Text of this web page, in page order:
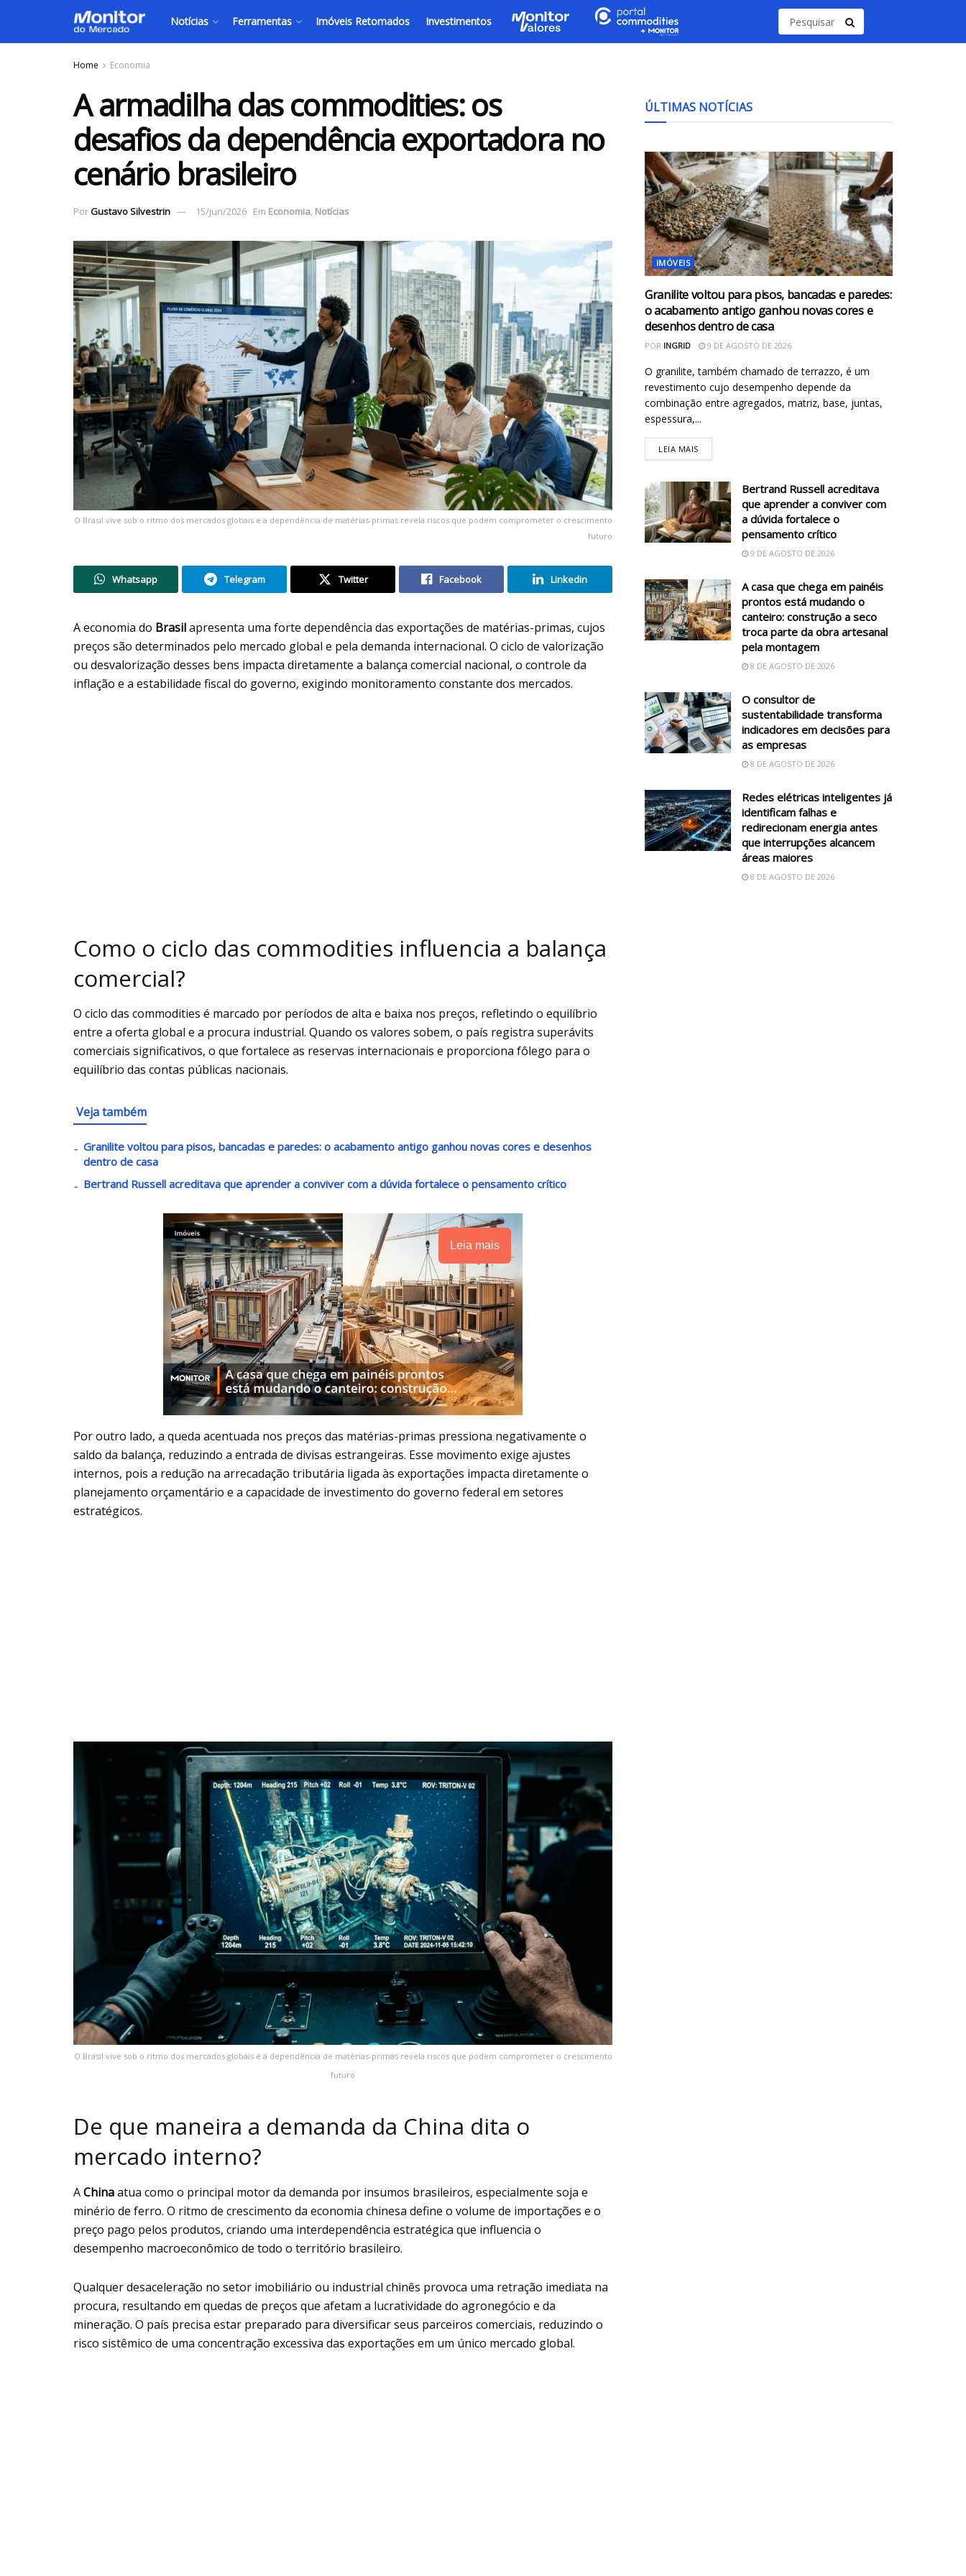
Notícias Ferramentas Imóveis Retomados Investimentos
Home Economia
A armadilha das commodities: os
desafios da dependência exportadora no
cenário brasileiro
PorGustavo Silvestrin 15/jun/2026 Em Economia, Notícias
O Brasil vive sob o ritmo dos mercados globais e a dependência de matérias-primas revela riscos que podem comprometer o crescimento
futuro
Whatsapp Telegram Twitter Facebook Linkedin
A economia do Brasilapresenta uma forte dependência das exportações de matérias-primas, cujos
preços são determinados pelo mercado global e pela demanda internacional. O ciclo de valorização
ou desvalorização desses bens impacta diretamente a balança comercial nacional, o controle da
inflação e a estabilidade fiscal do governo, exigindo monitoramento constante dos mercados.
Como o ciclo das commodities influencia a balança
comercial?
O ciclo das commodities é marcado por períodos de alta e baixa nos preços, refletindo o equilíbrio
entre a oferta global e a procura industrial. Quando os valores sobem, o país registra superávits
comerciais significativos, o que fortalece as reservas internacionais e proporciona fôlego para o
equilíbrio das contas públicas nacionais.
Veja também
Granilite voltou para pisos, bancadas e paredes: o acabamento antigo ganhou novas cores e desenhos
dentro de casa
Bertrand Russell acreditava que aprender a conviver com a dúvida fortalece o pensamento crítico
Leia mais
Por outro lado, a queda acentuada nos preços das matérias-primas pressiona negativamente o
saldo da balança, reduzindo a entrada de divisas estrangeiras. Esse movimento exige ajustes
internos, pois a redução na arrecadação tributária ligada às exportações impacta diretamente o
planejamento orçamentário e a capacidade de investimento do governo federal em setores
estratégicos.
O Brasil vive sob o ritmo dos mercados globais e a dependência de matérias-primas revela riscos que podem comprometer o crescimento
futuro
De que maneira a demanda da China dita o
mercado interno?
AChinaatua como o principal motor da demanda por insumos brasileiros, especialmente soja e
minério de ferro. O ritmo de crescimento da economia chinesa define o volume de importações e o
preço pago pelos produtos, criando uma interdependência estratégica que influencia o
desempenho macroeconômico de todo o território brasileiro.
Qualquer desaceleração no setor imobiliário ou industrial chinês provoca uma retração imediata na
procura, resultando em quedas de preços que afetam a lucratividade do agronegócio e da
mineração. O país precisa estar preparado para diversificar seus parceiros comerciais, reduzindo o
risco sistêmico de uma concentração excessiva das exportações em um único mercado global.
ÚLTIMAS NOTÍCIAS
IMÓVEIS
Granilite voltou para pisos, bancadas e paredes:
o acabamento antigo ganhou novas cores e
desenhos dentro de casa
POR INGRID 9 DE AGOSTO DE 2026
O granilite, também chamado de terrazzo, é um
revestimento cujo desempenho depende da
combinação entre agregados, matriz, base, juntas,
espessura,...
LEIA MAIS
Bertrand Russell acreditava
que aprender a conviver com
a dúvida fortalece o
pensamento crítico
9 DE AGOSTO DE 2026
A casa que chega em painéis
prontos está mudando o
canteiro: construção a seco
troca parte da obra artesanal
pela montagem
8 DE AGOSTO DE 2026
O consultor de
sustentabilidade transforma
indicadores em decisões para
as empresas
8 DE AGOSTO DE 2026
Redes elétricas inteligentes já
identificam falhas e
redirecionam energia antes
que interrupções alcancem
áreas maiores
8 DE AGOSTO DE 2026